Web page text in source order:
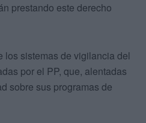
prestando este derecho
los sistemas de vigilancia del
por el PP, que, alentadas
sobre sus programas de